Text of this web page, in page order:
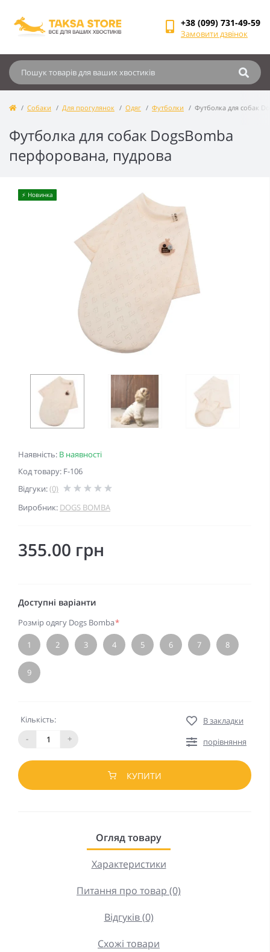
+38 (099) 731-49-59
Замовити дзвінок
Собаки Для прогулянок Одяг Футболки Футболка для собак
Футболка для собак DogsBomba
перфорована, пудрова
Наявність: В наявності
Код товару: F-106
Відгуки:(0)
Виробник: DOGS BOMBA
⚡️ Новинка
355.00 грн
Доступні варіанти
Розмір одягу Dogs Bomba*
1 2 3 4 5 6 7 8
9
Кількість:
-
+
В закладки
порівняння
КУПИТИ
Огляд товару
Характеристики
Питання про товар (0)
Відгуків (0)
Схожі товари